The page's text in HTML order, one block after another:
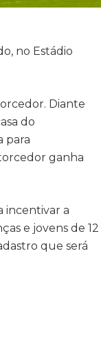
no Estádio
Diante
do
para
ganha
incentivar a
e jovens de 12
que será